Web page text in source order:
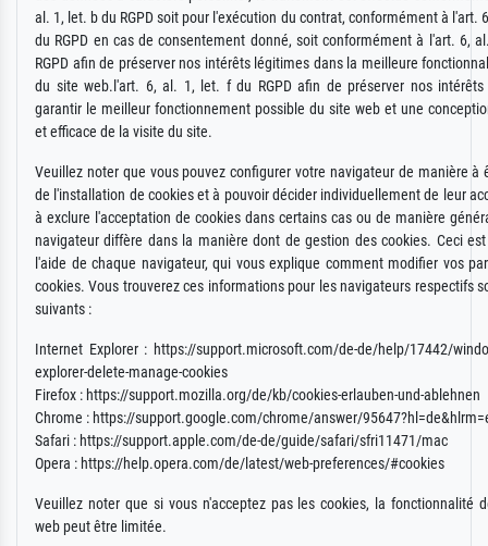
al. 1, let. b du RGPD soit pour l'exécution du contrat, conformément à l'art.
du RGPD en cas de consentement donné, soit conformément à l'art. 6,
RGPD afin de préserver nos intérêts légitimes dans la meilleure
du site web.l'art. 6, al. 1, let. f du RGPD afin de préserver nos
garantir le meilleur fonctionnement possible du site web et une
et efficace de la visite du site.
Veuillez noter que vous pouvez configurer votre navigateur de manière à
de l'installation de cookies et à pouvoir décider individuellement de leur
à exclure l'acceptation de cookies dans certains cas ou de manière
navigateur diffère dans la manière dont de gestion des cookies. Ceci
l'aide de chaque navigateur, qui vous explique comment modifier vos
cookies. Vous trouverez ces informations pour les navigateurs respectifs
suivants :
Internet Explorer : https://support.microsoft.com/de-de/help/17442/
explorer-delete-manage-cookies
Firefox : https://support.mozilla.org/de/kb/cookies-erlauben-und-ablehnen
Chrome : https://support.google.com/chrome/answer/
Safari : https://support.apple.com/de-de/guide/safari/sfri11471/mac
Opera : https://help.opera.com/de/latest/web-preferences/#cookies
Veuillez noter que si vous n'acceptez pas les cookies, la fonctionnalité
web peut être limitée.